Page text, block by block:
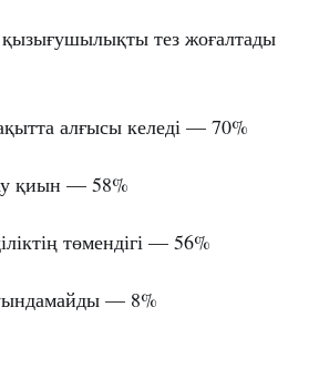
тез жоғалтады
алғысы келеді — 70%
қиын — 58%
төмендігі — 56%
— 8%